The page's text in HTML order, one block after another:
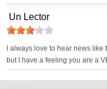
Un Lector
I always love to hear news
but I have a feeling you are a